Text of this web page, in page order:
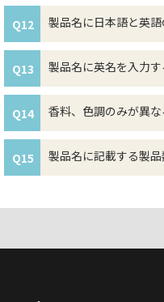
Q12 製品名に日本語と英
Q13 製品名に英名を入力
Q14 香料、色調のみが異
Q15 製品名に記載する製